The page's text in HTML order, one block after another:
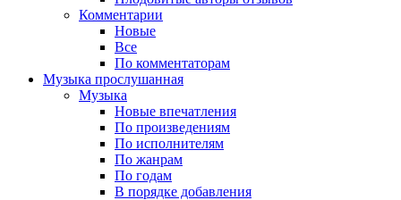
Комментарии
Новые
Все
По комментаторам
Музыка прослушанная
Музыка
Новые впечатления
По произведениям
По исполнителям
По жанрам
По годам
В порядке добавления